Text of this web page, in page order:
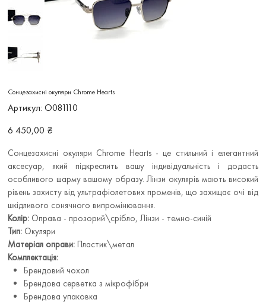
Сонцезахисні окуляри Chrome Hearts
Артикул:
Артикул
O081110
O081110
Ціна
6 450,00 ₴
Сонцезахисні окуляри Chrome Hearts - це стильний і елегантний
аксесуар, який підкреслить вашу індивідуальність і додасть
особливого шарму вашому образу. Лінзи окулярів мають високий
рівень захисту від ультрафіолетових променів, що захищає очі від
шкідливого сонячного випромінювання.
Колір: Оправа - прозорий\срібло, Лінзи - темно-синій
Тип: Окуляри
Матеріал оправи: Пластик\метал
Комплектація:
Брендовий чохол
Брендова серветка з мікрофібри
Брендова упаковка